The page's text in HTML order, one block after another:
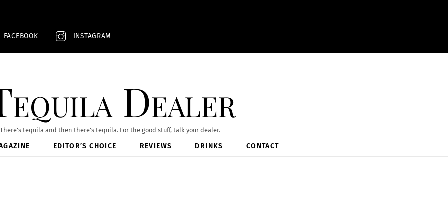
FACEBOOK INSTAGRAM
Dealer
There’s tequila and then there’s tequila. For the good stuff, talk your dealer.
EDITOR’S CHOICE REVIEWS DRINKS CONTACT